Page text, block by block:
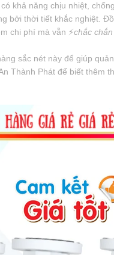
khả năng chịu nhiệt,
bởi thời tiết khắc nghiệt.
chi phí mà vẫn ️⚡chắc chắn
sắc nét này để giúp
Thành Phát để biết thêm